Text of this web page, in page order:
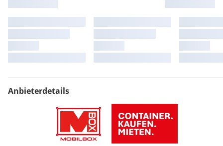
Anbieterdetails